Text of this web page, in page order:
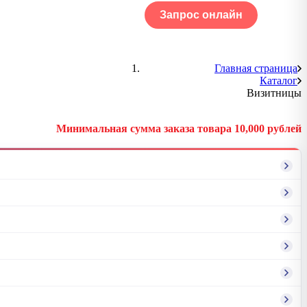
Запрос онлайн
Главная страница
Каталог
Визитницы
Минимальная сумма заказа товара 10,000 рублей